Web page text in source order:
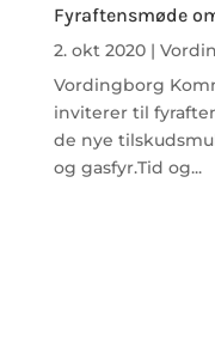
Fyraftensmøde
2. okt 2020|
Vordingborg
inviterer til
de nye
og gasfyr.Tid og...